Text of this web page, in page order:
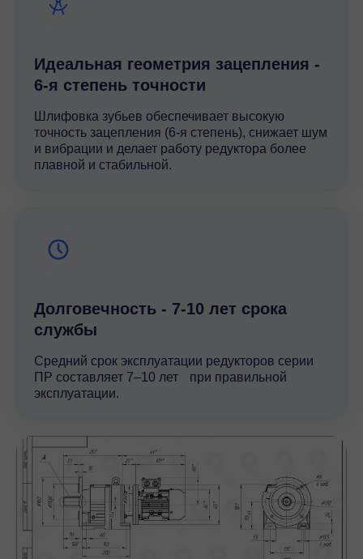
Идеальная геометрия зацепления -
6-я степень точности
Шлифовка зубьев обеспечивает высокую
точность зацепления (6-я степень), снижает шум
и вибрации и делает работу редуктора более
плавной и стабильной.
Долговечность - 7-10 лет срока
службы
Средний срок эксплуатации редукторов серии
ПР составляет 7–10 лет при правильной
эксплуатации.